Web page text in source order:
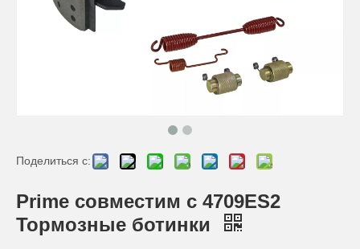
Поделиться с:
Prime совместим с 4709ES2
Тормозные ботинки